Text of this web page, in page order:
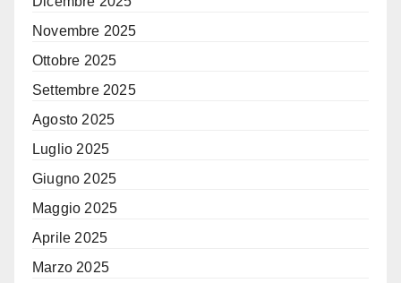
Novembre 2025
Ottobre 2025
Settembre 2025
Agosto 2025
Luglio 2025
Giugno 2025
Maggio 2025
Aprile 2025
Marzo 2025